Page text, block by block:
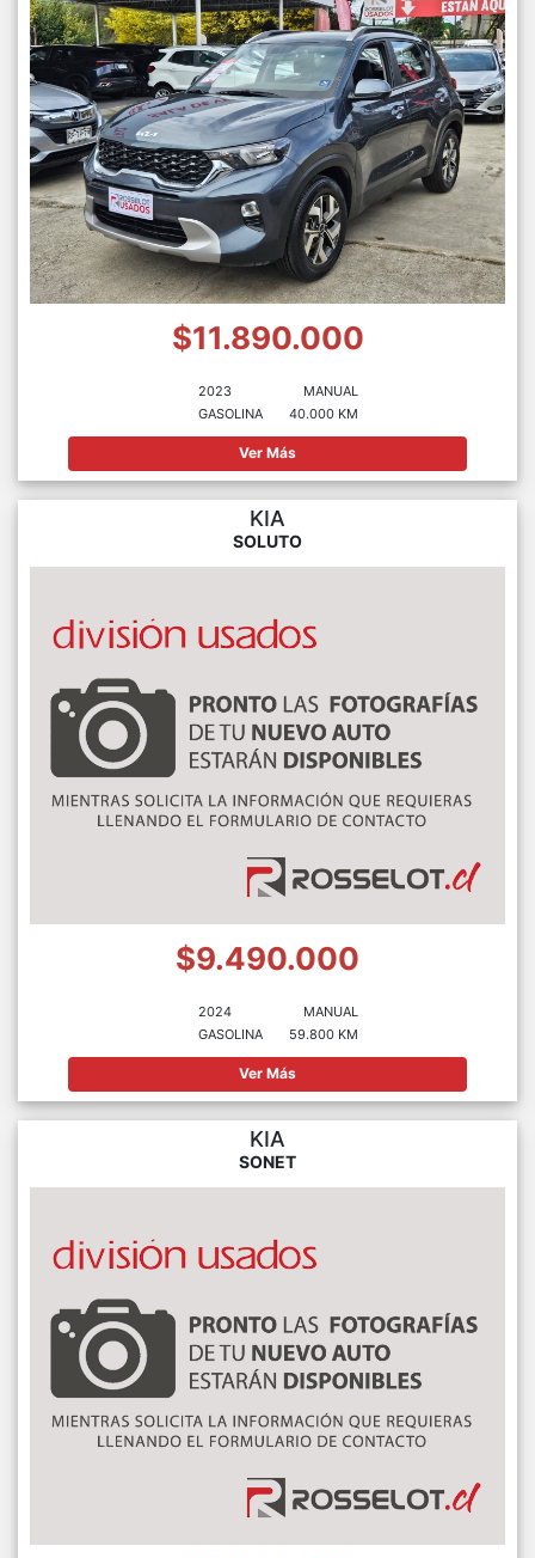
$11.890.000
2023
GASOLINA
MANUAL
40.000 KM
Ver Más
KIA
SOLUTO
$9.490.000
2024
GASOLINA
MANUAL
59.800 KM
Ver Más
KIA
SONET